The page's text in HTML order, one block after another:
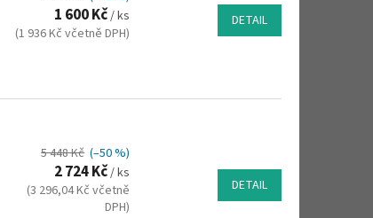
1 600 Kč/ ks
(1 936 Kč včetně DPH)
DETAIL
5 448 Kč (–50 %)
2 724 Kč/ ks
(3 296,04 Kč včetně
DPH)
DETAIL